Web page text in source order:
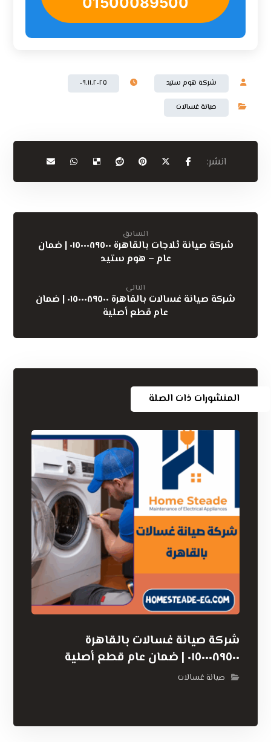
شركة هوم ستيد ٠٩.١١.٢٠٢٥
صيانة غسالات
السابق
شركة صيانة ثلاجات بالقاهرة ٠١٥٠٠٠٨٩٥٠٠ | ضمان
عام – هوم ستيد
التالى
شركة صيانة غسالات بالقاهرة ٠١٥٠٠٠٨٩٥٠٠ | ضمان
عام قطع أصلية
المنشورات ذات الصلة
شركة صيانة غسالات بالقاهرة
٠١٥٠٠٠٨٩٥٠٠ | ضمان عام قطع أصلية
صيانة غسالات